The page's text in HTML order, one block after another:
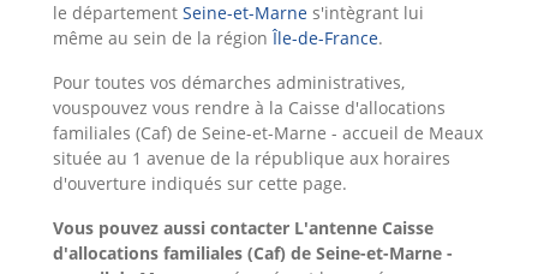
le département Seine-et-Marne s'intègrant lui
même au sein de la régionÎle-de-France.
Pour toutes vos démarches administratives,
vouspouvez vous rendre à la Caisse d'allocations
familiales (Caf) de Seine-et-Marne - accueil de Meaux
située au 1 avenue de la république aux horaires
d'ouverture indiqués sur cette page.
Vous pouvez aussi contacter L'antenne Caisse
d'allocations familiales (Caf) de Seine-et-Marne -